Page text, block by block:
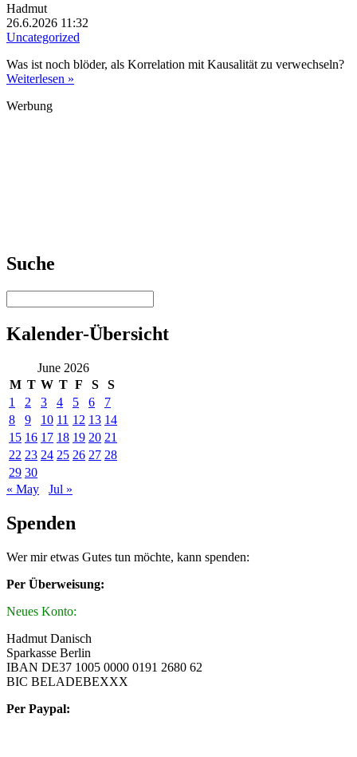
Hadmut
26.6.2026 11:32
Uncategorized
Was ist noch blöder, als Korrelation mit Kausalität zu verwechseln?
Weiterlesen »
Werbung
Suche
Kalender-Übersicht
June 2026
M T W T F S
S
1
2 3 4 5 6
7
8
9 10 11 12 13 14
15 16 17 18 19 20 21
22 23 24 25 26 27 28
29 30
« May
Jul »
Spenden
Wer mir etwas Gutes tun möchte, kann spenden:
Per Überweisung:
Neues Konto:
Hadmut Danisch
Sparkasse Berlin
IBAN DE37 1005 0000 0191 2680 62
BIC BELADEBEXXX
Per Paypal: